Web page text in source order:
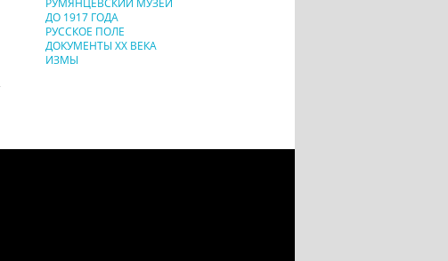
ДО 1917 ГОДА
РУССКОЕ ПОЛЕ
ДОКУМЕНТЫ XX ВЕКА
ИЗМЫ